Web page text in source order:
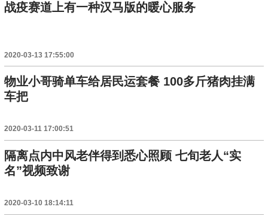
战疫赛道上有一种汉马版的暖心服务
2020-03-13 17:55:00
物业小哥骑单车给居民运套餐 100多斤猪肉挂满
车把
2020-03-11 17:00:51
隔离点内中风老伴得到悉心照顾 七旬老人“实
名”视频致谢
2020-03-10 18:14:11